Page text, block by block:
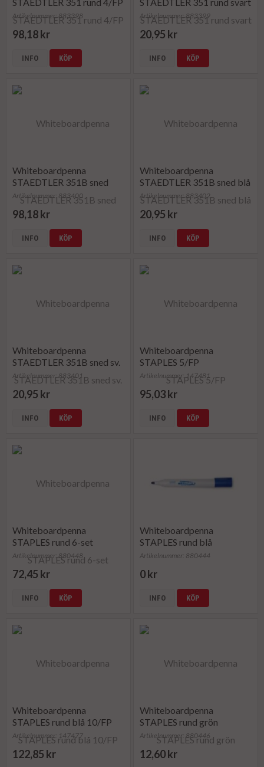
Artikelnummer: 883398
98,18 kr
INFO KÖP
Artikelnummer: 883399
20,95 kr
INFO KÖP
Whiteboardpenna
STAEDTLER 351B sned
4/FP
Artikelnummer: 883400
98,18 kr
INFO KÖP
Whiteboardpenna
STAEDTLER 351B sned blå
Artikelnummer: 883402
20,95 kr
INFO KÖP
Whiteboardpenna
STAEDTLER 351B sned sv.
Artikelnummer: 883401
20,95 kr
INFO KÖP
Whiteboardpenna
STAPLES 5/FP
Artikelnummer: 147481
95,03 kr
INFO KÖP
Whiteboardpenna
STAPLES rund 6-set
Artikelnummer: 880448
72,45 kr
INFO KÖP
Whiteboardpenna
STAPLES rund blå
Artikelnummer: 880444
0 kr
INFO KÖP
Whiteboardpenna
STAPLES rund blå 10/FP
Artikelnummer: 147477
122,85 kr
Whiteboardpenna
STAPLES rund grön
Artikelnummer: 880446
12,60 kr